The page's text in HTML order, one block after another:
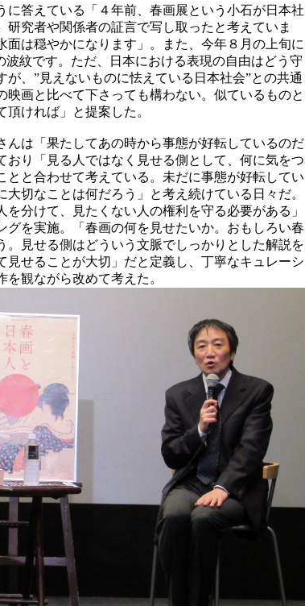
答えている「４年前、春画展という小石が日本社
究者や関係者の証言で写し取ったと考えていま
は穏やかになります」。また、今年８月の上旬に
紋です。ただ、日本における表現の自由はどう守
、”見えないものに怯えている日本社会”との共通
画と比べて下さっても構わない。似ているものと
ければ」と提案した。
んは「果たしてあの時から事態が好転しているのだ
り「見る人ではなく見せる側として、何に気をつ
と合わせて考えている。未だに事態が好転してい
切なことは何だろう」と考え続けている日々だ。
分けて、見たくない人の権利を守る必要がある」
を実施。「春画の何を見せたいか。おもしろい春
見せる側はどういう文脈でしっかりとした解説を
せることが大切」だと定義し、丁寧なキュレーシ
観ながら改めて考えた。